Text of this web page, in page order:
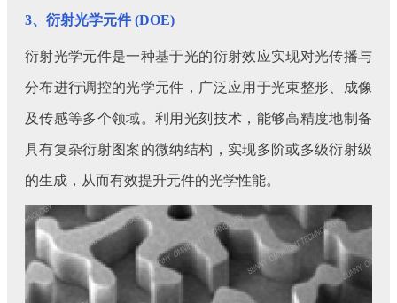
3、衍射光学元件 (DOE)
衍射光学元件是一种基于光的衍射效应实现对光传播与
分布进行调控的光学元件，广泛应用于光束整形、成像
及传感等多个领域。利用光刻技术，能够高精度地制备
具有复杂衍射图案的微纳结构，实现多阶或多级衍射级
的生成，从而有效提升元件的光学性能。